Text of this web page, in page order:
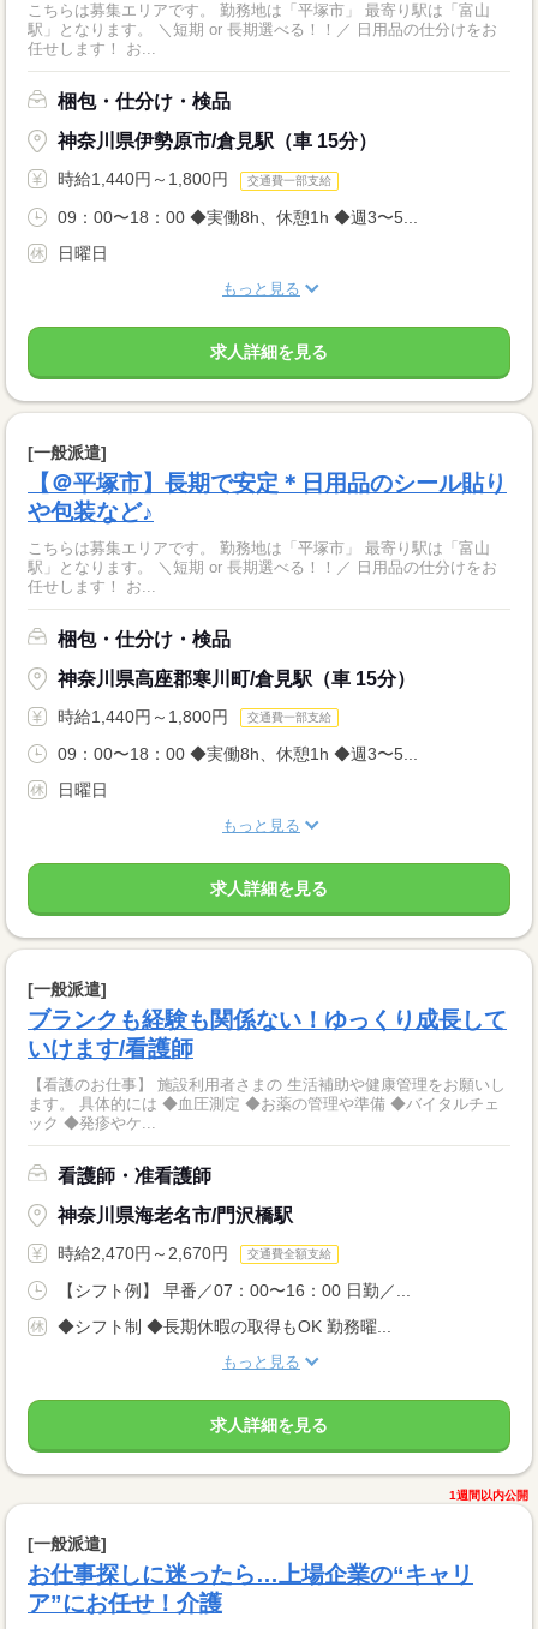
こちらは募集エリアです。 勤務地は「平塚市」 最寄り駅は「富山
駅」となります。 ＼短期 or 長期選べる！！／ 日用品の仕分けをお
任せします！ お...
梱包・仕分け・検品
神奈川県伊勢原市/倉見駅（車 15分）
時給1,440円～1,800円 交通費一部支給
09：00〜18：00 ◆実働8h、休憩1h ◆週3〜5...
日曜日
もっと見る
求人詳細を見る
[一般派遣]
【＠平塚市】長期で安定＊日用品のシール貼り
や包装など♪
こちらは募集エリアです。 勤務地は「平塚市」 最寄り駅は「富山
駅」となります。 ＼短期 or 長期選べる！！／ 日用品の仕分けをお
任せします！ お...
梱包・仕分け・検品
神奈川県高座郡寒川町/倉見駅（車 15分）
時給1,440円～1,800円 交通費一部支給
09：00〜18：00 ◆実働8h、休憩1h ◆週3〜5...
日曜日
もっと見る
求人詳細を見る
[一般派遣]
ブランクも経験も関係ない！ゆっくり成長して
いけます/看護師
【看護のお仕事】 施設利用者さまの 生活補助や健康管理をお願いし
ます。 具体的には ◆血圧測定 ◆お薬の管理や準備 ◆バイタルチェ
ック ◆発疹やケ...
看護師・准看護師
神奈川県海老名市/門沢橋駅
時給2,470円～2,670円 交通費全額支給
【シフト例】 早番／07：00〜16：00 日勤／...
◆シフト制 ◆長期休暇の取得もOK 勤務曜...
もっと見る
求人詳細を見る
1週間以内公開
[一般派遣]
お仕事探しに迷ったら…上場企業の“キャリ
ア”にお任せ！介護